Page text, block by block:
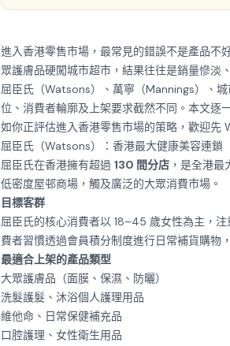
進入香港零售市場，最常見的錯誤不是產品不
眾護膚品硬闖城市超市，結果往往是銷量慘淡
屈臣氏（Watsons）、萬寧（Mannings）、
位、消費者輪廓及上架要求截然不同。本文逐
如你正評估進入香港零售市場的策略，歡迎先
屈臣氏（Watsons）：香港最大健康美容連鎖
屈臣氏在香港擁有超過 130 間分店 ，是全港
低密度屋邨商場，觸及廣泛的大眾消費市場。
目標客群
屈臣氏的核心消費者以 18–45 歲女性為主，
費者習慣透過會員積分制度進行日常補貨購物
最適合上架的產品類型
大眾護膚品（面膜、保濕、防曬）
洗髮護髮、沐浴個人護理用品
維他命、日常保健補充品
口腔護理、女性衛生用品